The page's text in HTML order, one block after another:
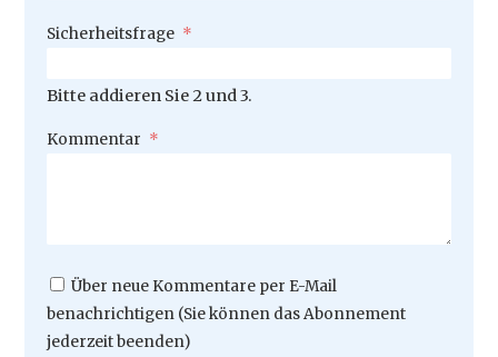
Pflichtfeld
Sicherheitsfrage *
Bitte addieren Sie 2 und 3.
Pflichtfeld
Kommentar *
Über neue Kommentare per E-Mail
benachrichtigen (Sie können das Abonnement
jederzeit beenden)